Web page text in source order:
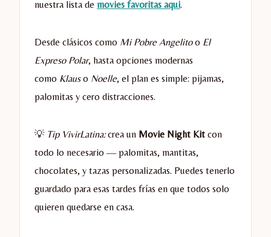
nuestra lista de movies favoritas aqui.
Desde clásicos como Mi Pobre Angelitoo El
Expreso Polar, hasta opciones modernas
como Klauso Noelle, el plan es simple: pijamas,
palomitas y cero distracciones.
💡 Tip VivirLatina:crea un Movie Night Kit con
todo lo necesario — palomitas, mantitas,
chocolates, y tazas personalizadas. Puedes tenerlo
guardado para esas tardes frías en que todos solo
quieren quedarse en casa.